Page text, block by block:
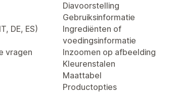
DE, ES)
vragen
Diavoorstelling
Gebruiksinformatie
Ingrediënten of
voedingsinformatie
Inzoomen op afbeelding
Kleurenstalen
Maattabel
Productopties